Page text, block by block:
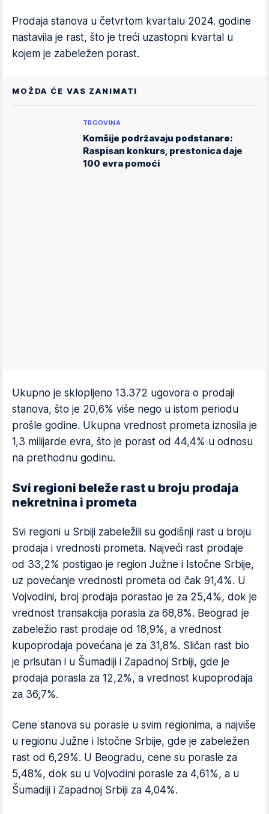
Prodaja stanova u četvrtom kvartalu 2024. godine
nastavila je rast, što je treći uzastopni kvartal u
kojem je zabeležen porast.
MOŽDA ĆE VAS ZANIMATI
TRGOVINA
Komšije podržavaju podstanare:
Raspisan konkurs, prestonica daje
100 evra pomoći
Ukupno je sklopljeno 13.372 ugovora o prodaji
stanova, što je 20,6% više nego u istom periodu
prošle godine. Ukupna vrednost prometa iznosila je
1,3 milijarde evra, što je porast od 44,4% u odnosu
na prethodnu godinu.
Svi regioni beleže rast u broju prodaja
nekretnina i prometa
Svi regioni u Srbiji zabeležili su godišnji rast u broju
prodaja i vrednosti prometa. Najveći rast prodaje
od 33,2% postigao je region Južne i Istočne Srbije,
uz povećanje vrednosti prometa od čak 91,4%. U
Vojvodini, broj prodaja porastao je za 25,4%, dok je
vrednost transakcija porasla za 68,8%. Beograd je
zabeležio rast prodaje od 18,9%, a vrednost
kupoprodaja povećana je za 31,8%. Sličan rast bio
je prisutan i u Šumadiji i Zapadnoj Srbiji, gde je
prodaja porasla za 12,2%, a vrednost kupoprodaja
za 36,7%.
Cene stanova su porasle u svim regionima, a najviše
u regionu Južne i Istočne Srbije, gde je zabeležen
rast od 6,29%. U Beogradu, cene su porasle za
5,48%, dok su u Vojvodini porasle za 4,61%, a u
Šumadiji i Zapadnoj Srbiji za 4,04%.